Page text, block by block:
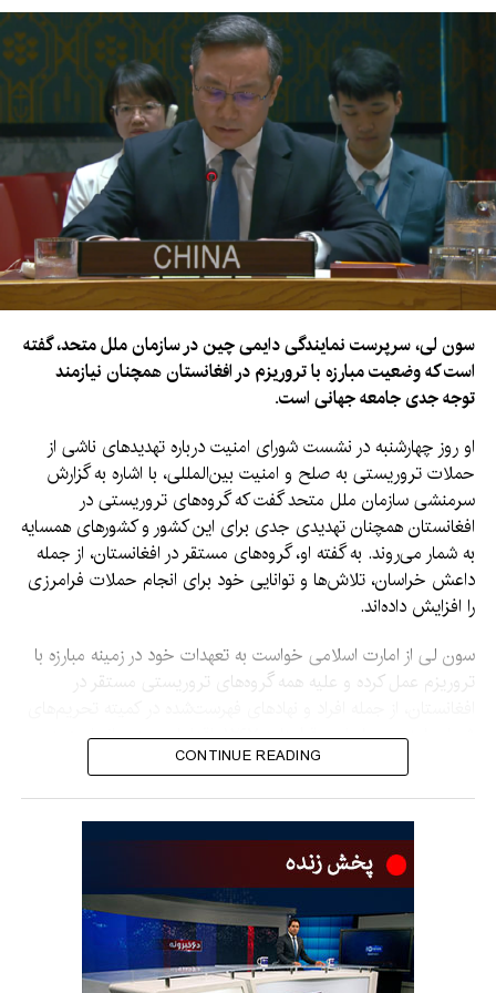
هماهنگی عملیات‌های بشردوستانه را تقویت نماید.
صندوق توسعه اقتصادی عربی کویت افزوده است که با امضای این
توافق‌نامه‌ها، مجموع کمک‌های این کشور به پروژه‌های مشترک با
اوچا به حدود ۱۶.۱ میلیون دالر رسیده است.
سون لی، سرپرست نمایندگی دایمی چین در سازمان ملل متحد، گفته
است که وضعیت مبارزه با تروریزم در افغانستان همچنان نیازمند
توجه جدی جامعه جهانی است.
او روز چهارشنبه در نشست شورای امنیت درباره تهدیدهای ناشی از
حملات تروریستی به صلح و امنیت بین‌المللی، با اشاره به گزارش
سرمنشی سازمان ملل متحد گفت که گروه‌های تروریستی در
افغانستان همچنان تهدیدی جدی برای این کشور و کشورهای همسایه
به شمار می‌روند. به گفته او، گروه‌های مستقر در افغانستان، از جمله
داعش خراسان، تلاش‌ها و توانایی خود برای انجام حملات فرامرزی
را افزایش داده‌اند.
سون لی از امارت اسلامی خواست به تعهدات خود در زمینه مبارزه با
تروریزم عمل کرده و علیه همه گروه‌های تروریستی مستقر در
شورای امنیت بر اساس قطعنامه ۱۲۶۷، اقدامات جدی انجام دهد.
او هشدار داد که نباید اجازه داده شود افغانستان دوباره به محل رشد و
نماینده چین همچنین گفت جامعه جهانی باید به افغانستان در
بازسازی اقتصاد و بهبود زندگی مردم کمک کند تا زمینه‌های
شکل‌گیری تروریزم از بین برود.
وی افزود که چین از همکاری کشورهای آسیای مرکزی و سازمان‌های
CONTINUE READING